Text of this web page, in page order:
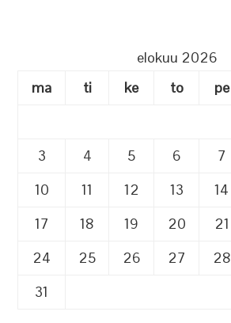
elokuu 2026
ma
ti ke to pe
3
4 5 6 7
10
11 12 13 14
17
18 19 20 21
24
25 26 27 28
31